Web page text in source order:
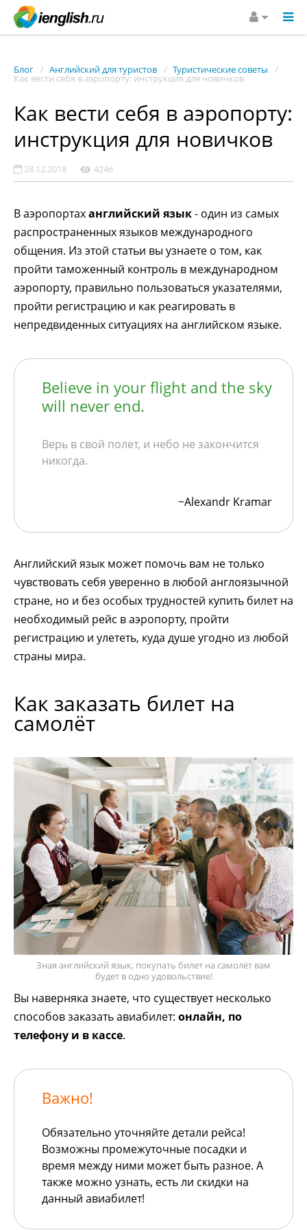
Блог Английский для туристов Туристические советы
Как вести себя в аэропорту: инструкция для новичков
Как вести себя в аэропорту:
инструкция для новичков
28.12.2018 4246
В аэропортаханглийский язык- один из самых
распространенных языков международного
общения. Из этой статьи вы узнаете о том, как
пройти таможенный контроль в международном
аэропорту, правильно пользоваться указателями,
пройти регистрацию и как реагировать в
непредвиденных ситуациях на английском языке.
Believe in your flight and the sky
will never end.
Верь в свой полет, и небо не закончится
никогда.
~Alexandr Kramar
Английский язык может помочь вам не только
чувствовать себя уверенно в любой англоязычной
стране, но и без особых трудностей купить билет на
необходимый рейс в аэропорту, пройти
регистрацию и улететь, куда душе угодно из любой
страны мира.
Как заказать билет на
самолёт
Зная английский язык, покупать билет на самолёт вам
будет в одно удовольствие!
Вы наверняка знаете, что существует несколько
способов заказать авиабилет: онлайн, по
телефону и в кассе.
Важно!
Обязательно уточняйте детали рейса!
Возможны промежуточные посадки и
время между ними может быть разное. А
также можно узнать, есть ли скидки на
данный авиабилет!